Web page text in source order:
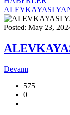
ALEVKAYASI
Posted: May 23,
Devamı
575
0